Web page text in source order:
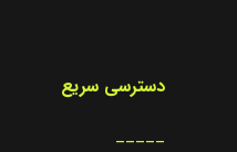
دسترسی سریع
_____